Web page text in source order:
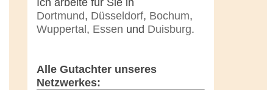
Dortmund, Düsseldorf, Bochum,
Wuppertal, Essen und Duisburg.
Alle Gutachter unseres
Netzwerkes: